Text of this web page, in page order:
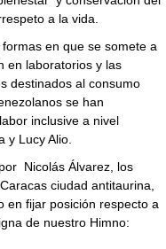
a la vida.
en que se somete a
en laboratorios y las
destinados al consumo
se han
inclusive a nivel
y Lucy Alio.
Nicolás Álvarez, los
ciudad antitaurina,
en fijar posición respecto a
de nuestro Himno: